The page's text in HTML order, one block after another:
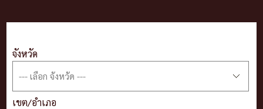
จังหวัด
เขต/อำเภอ